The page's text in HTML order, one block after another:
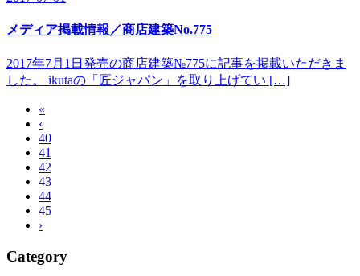
メディア掲載情報／商店建築No.775
2017年7月1日発売の商店建築№775に記事を掲載いただきま
した。 ikutaの「匠ジャパン」を取り上げてい […]
«
‹
40
41
42
43
44
45
›
Category